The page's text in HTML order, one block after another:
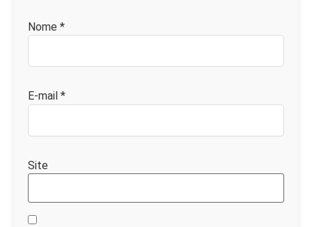
Nome *
E-mail *
Site